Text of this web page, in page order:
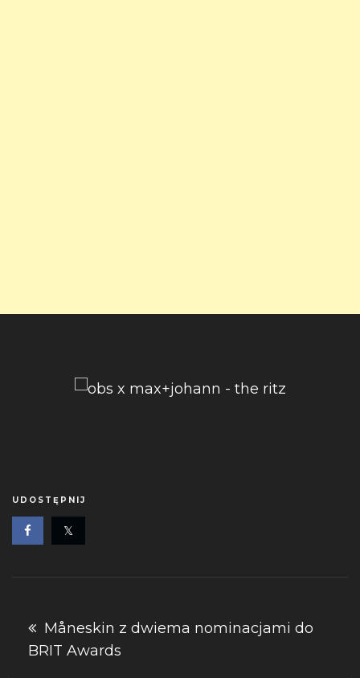
UDOSTĘPNIJ
Nawigacja
wpisu
Måneskin z dwiema nominacjami do
BRIT Awards